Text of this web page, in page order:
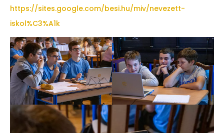
https://sites.google.com/besi.hu/miv/nevezett-
iskol%C3%A1k